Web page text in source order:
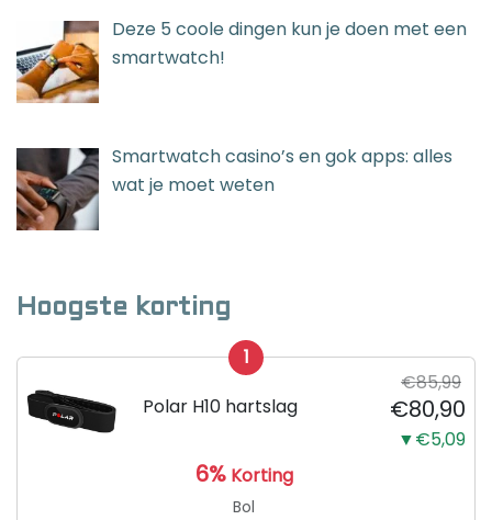
Deze 5 coole dingen kun je doen met een
smartwatch!
Smartwatch casino’s en gok apps: alles
wat je moet weten
Hoogste korting
1
Polar H10 hartslag
€85,99
€80,90
▼€5,09
6% Korting
Bol